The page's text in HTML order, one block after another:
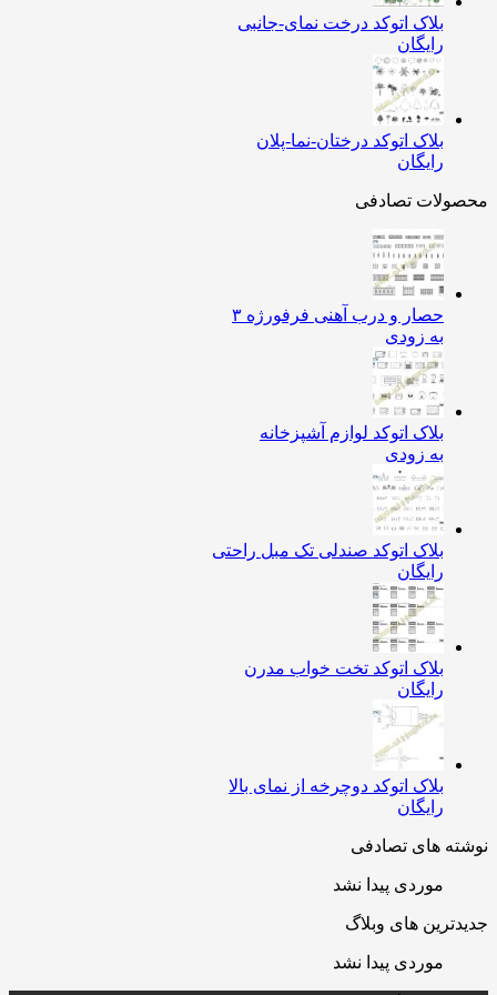
بلاک اتوکد درخت نمای-جانبی
رایگان
بلاک اتوکد درختان-نما-پلان
رایگان
تصادفی
حصار و درب آهنی فرفورژه ۳
به زودی
بلاک اتوکد لوازم آشپزخانه
به زودی
بلاک اتوکد صندلی تک مبل راحتی
رایگان
بلاک اتوکد تخت خواب مدرن
رایگان
بلاک اتوکد دوچرخه از نمای بالا
رایگان
های تصادفی
موردی پیدا نشد
های وبلاگ
موردی پیدا نشد